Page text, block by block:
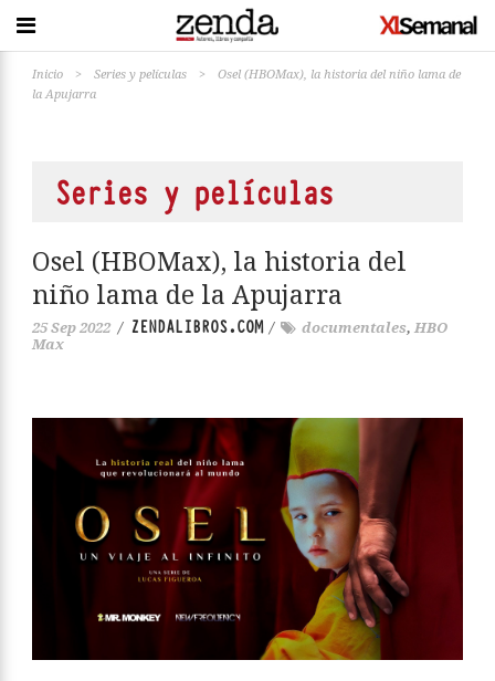
Inicio > Series y películas >
Osel (HBOMax), la historia del niño lama de
la Apujarra
Series y películas
Osel (HBOMax), la historia del
niño lama de la Apujarra
25 Sep 2022 / ZENDALIBROS.COM/ documentales, HBO
Max